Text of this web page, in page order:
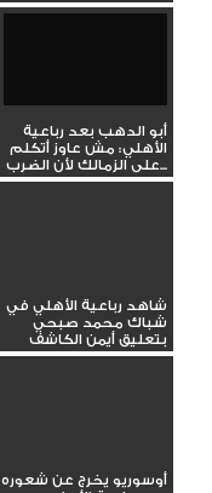
أبو الدهب بعد رباعية
الأهلي: مش عاوز أتكلم
على الزمالك لأن الضرب...
شاهد رباعية الأهلي في
شباك محمد صبحي
بتعليق أيمن الكاشف
أوسوريو يخرج عن شعوره